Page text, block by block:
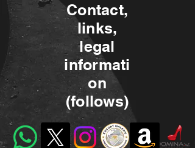
Contact,
links,
legal
informati
on
(follows)